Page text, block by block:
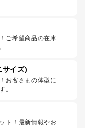
ご希望商品の在庫
サイズ)
お客さまの体型に
。
ト！最新情報やお